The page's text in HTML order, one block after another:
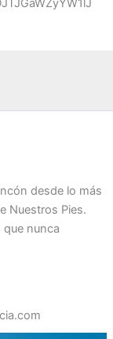
desde lo más
Nuestros Pies.
nunca